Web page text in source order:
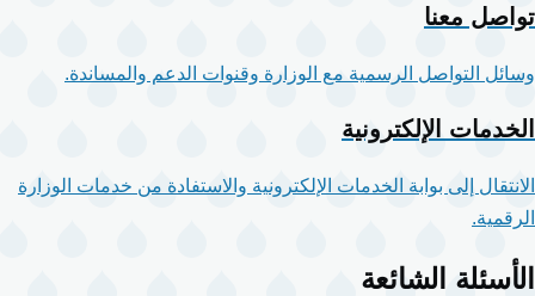
تواصل معنا
وسائل التواصل الرسمية مع الوزارة وقنوات الدعم والمساندة.
الخدمات الإلكترونية
الانتقال إلى بوابة الخدمات الإلكترونية والاستفادة من خدمات الوزارة
الرقمية.
الأسئلة الشائعة